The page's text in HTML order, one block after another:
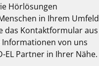
Hörlösungen
in Ihrem Umfeld
das Kontaktformular aus
von uns
EL Partner in Ihrer Nähe.